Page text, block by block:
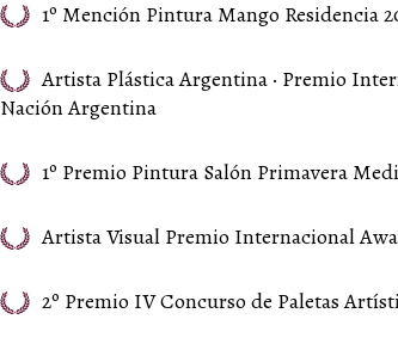
1º Mención Pintura Mango Residencia
Artista Plástica Argentina · Premio
Nación Argentina
1º Premio Pintura Salón Primavera
Artista Visual Premio Internacional
2º Premio IV Concurso de Paletas